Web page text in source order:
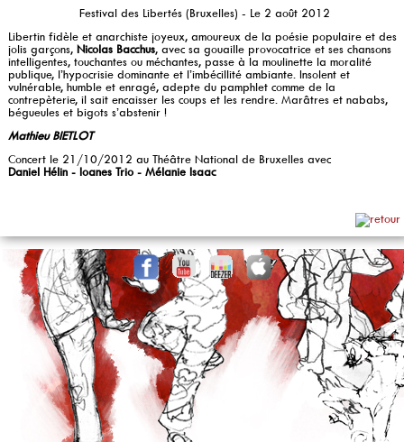
Festival des Libertés (Bruxelles) - Le 2 août 2012
Libertin fidèle et anarchiste joyeux, amoureux de la poésie populaire et des
jolis garçons, Nicolas Bacchus, avec sa gouaille provocatrice et ses chansons
intelligentes, touchantes ou méchantes, passe à la moulinette la moralité
publique, l’hypocrisie dominante et l’imbécillité ambiante. Insolent et
vulnérable, humble et enragé, adepte du pamphlet comme de la
contrepèterie, il sait encaisser les coups et les rendre. Marâtres et nababs,
bégueules et bigots s’abstenir !
Mathieu BIETLOT
Concert le 21/10/2012 au Théâtre National de Bruxelles avec
Daniel Hélin - Ioanes Trio - Mélanie Isaac